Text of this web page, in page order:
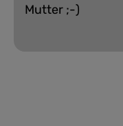
Mutter ;-)